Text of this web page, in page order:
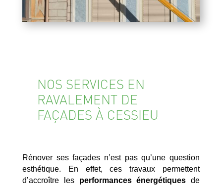
NOS SERVICES EN
RAVALEMENT DE
FAÇADES À CESSIEU
Rénover ses façades n’est pas qu’une question
esthétique. En effet, ces travaux permettent
d’accroître les performances énergétiques de